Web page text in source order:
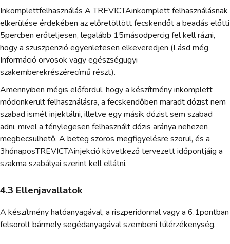
Inkomplettfelhasználás A TREVICTAinkomplett felhasználásnak
elkerülése érdekében az előretöltött fecskendőt a beadás előtti
5percben erőteljesen, legalább 15másodpercig fel kell rázni,
hogy a szuszpenzió egyenletesen elkeveredjen (Lásd még
Információ orvosok vagy egészségügyi
szakemberekrészérecímű részt).
Amennyiben mégis előfordul, hogy a készítmény inkomplett
módonkerült felhasználásra, a fecskendőben maradt dózist nem
szabad ismét injektálni, illetve egy másik dózist sem szabad
adni, mivel a ténylegesen felhasznált dózis aránya nehezen
megbecsülhető. A beteg szoros megfigyelésre szorul, és a
3hónaposTREVICTAinjekció következő tervezett időpontjáig a
szakma szabályai szerint kell ellátni.
4.3 Ellenjavallatok
A készítmény hatóanyagával, a riszperidonnal vagy a 6.1pontban
felsorolt bármely segédanyagával szembeni túlérzékenység.